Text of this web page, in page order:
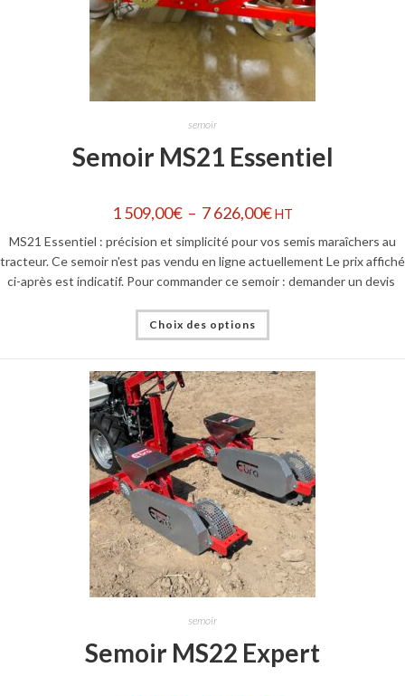
semoir
Semoir MS21 Essentiel
1 509,00€ – 7 626,00€HT
MS21 Essentiel : précision et simplicité pour vos semis maraîchers au
tracteur. Ce semoir n'est pas vendu en ligne actuellement Le prix affiché
ci-après est indicatif. Pour commander ce semoir : demander un devis
Choix des options
semoir
Semoir MS22 Expert